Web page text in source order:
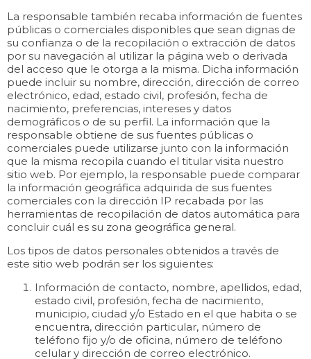
La responsable también recaba información de fuentes
públicas o comerciales disponibles que sean dignas de
su confianza o de la recopilación o extracción de datos
por su navegación al utilizar la página web o derivada
del acceso que le otorga a la misma. Dicha información
puede incluir su nombre, dirección, dirección de correo
electrónico, edad, estado civil, profesión, fecha de
nacimiento, preferencias, intereses y datos
demográficos o de su perfil. La información que la
responsable obtiene de sus fuentes públicas o
comerciales puede utilizarse junto con la información
que la misma recopila cuando el titular visita nuestro
sitio web. Por ejemplo, la responsable puede comparar
la información geográfica adquirida de sus fuentes
comerciales con la dirección IP recabada por las
herramientas de recopilación de datos automática para
concluir cuál es su zona geográfica general.
Los tipos de datos personales obtenidos a través de
este sitio web podrán ser los siguientes:
Información de contacto, nombre, apellidos, edad,
estado civil, profesión, fecha de nacimiento,
municipio, ciudad y/o Estado en el que habita o se
encuentra, dirección particular, número de
teléfono fijo y/o de oficina, número de teléfono
celular y dirección de correo electrónico.